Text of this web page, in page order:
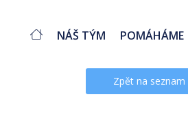
NÁŠ TÝM POMÁHÁME
Zpět na seznam